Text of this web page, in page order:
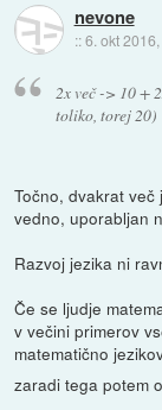
nevone
::6. okt
2x več -> 10 +
toliko, torej 20)
Točno, dvakrat
vedno, uporabljan
Razvoj jezika ni
Če se ljudje
v večini primerov
matematično
zaradi tega potem